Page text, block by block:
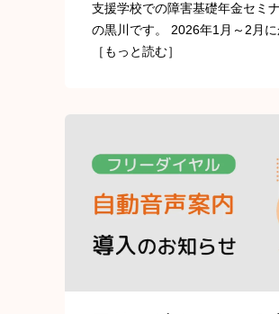
支援学校での障害基礎年金セミ
の黒川です。 2026年1月～2月
［もっと読む］